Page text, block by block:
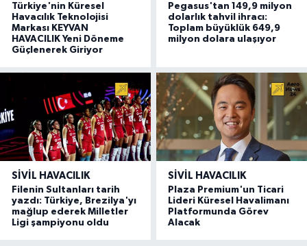
Türkiye'nin Küresel
Havacılık Teknolojisi
Markası KEYVAN
HAVACILIK Yeni Döneme
Güçlenerek Giriyor
Pegasus'tan 149,9 milyon
dolarlık tahvil ihracı:
Toplam büyüklük 649,9
milyon dolara ulaşıyor
SIVIL HAVACILIK
Filenin Sultanları tarih
yazdı: Türkiye, Brezilya'yı
mağlup ederek Milletler
Ligi şampiyonu oldu
SIVIL HAVACILIK
Plaza Premium'un Ticari
Lideri Küresel Havalimanı
Platformunda Görev
Alacak